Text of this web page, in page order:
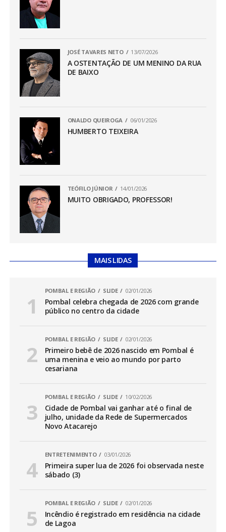
JOSÉ TAVARES NETO 13/07/2026
A OSTENTAÇÃO DE UM MENINO DA RUA
DE BAIXO
ONALDO QUEIROGA 06/01/2026
HUMBERTO TEIXEIRA
TEÓFILO JÚNIOR 14/01/2026
MUITO OBRIGADO, PROFESSOR!
MAIS LIDAS
POMBAL E REGIÃO SLIDE 02/01/2026
Pombal celebra chegada de 2026 com grande
público no centro da cidade
POMBAL E REGIÃO SLIDE 02/01/2026
Primeiro bebê de 2026 nascido em Pombal é
uma menina e veio ao mundo por parto
cesariana
POMBAL E REGIÃO SLIDE 10/02/2026
Cidade de Pombal vai ganhar até o final de
julho, unidade da Rede de Supermercados
Novo Atacarejo
ENTRETENIMENTO 03/01/2026
Primeira super lua de 2026 foi observada neste
sábado (3)
POMBAL E REGIÃO SLIDE 02/01/2026
Incêndio é registrado em residência na cidade
de Lagoa